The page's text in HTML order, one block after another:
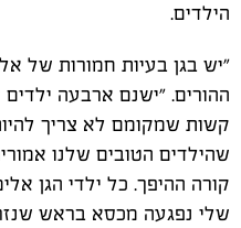
הילדים.
"יש בגן בעיות חמורות של
ההורים. "ישנם ארבעה
קשות שמקומם לא צריך
שהילדים הטובים שלנו
קורה ההיפך. כל ילדי הגן
שלי נפגעה מכסא בראש